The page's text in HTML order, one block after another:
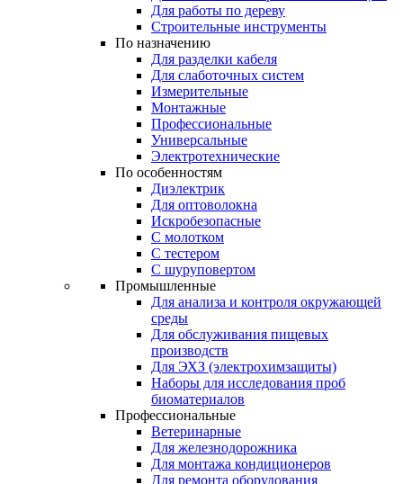
Для работы по дереву
Строительные инструменты
По назначению
Для разделки кабеля
Для слаботочных систем
Измерительные
Монтажные
Профессиональные
Универсальные
Электротехнические
По особенностям
Диэлектрик
Для оптоволокна
Искробезопасные
С молотком
С тестером
С шуруповертом
Промышленные
Для анализа и контроля окружающей
среды
Для обслуживания пищевых
производств
Для ЭХЗ (электрохимзащиты)
Наборы для исследования проб
биоматериалов
Профессиональные
Ветеринарные
Для железнодорожника
Для монтажа кондиционеров
Для ремонта оборудования